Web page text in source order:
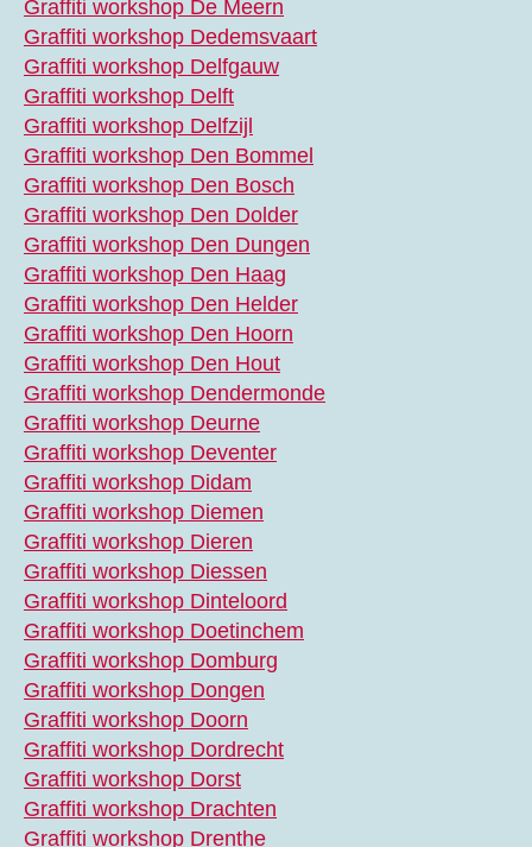
Graffiti workshop De Meern
Graffiti workshop Dedemsvaart
Graffiti workshop Delfgauw
Graffiti workshop Delft
Graffiti workshop Delfzijl
Graffiti workshop Den Bommel
Graffiti workshop Den Bosch
Graffiti workshop Den Dolder
Graffiti workshop Den Dungen
Graffiti workshop Den Haag
Graffiti workshop Den Helder
Graffiti workshop Den Hoorn
Graffiti workshop Den Hout
Graffiti workshop Dendermonde
Graffiti workshop Deurne
Graffiti workshop Deventer
Graffiti workshop Didam
Graffiti workshop Diemen
Graffiti workshop Dieren
Graffiti workshop Diessen
Graffiti workshop Dinteloord
Graffiti workshop Doetinchem
Graffiti workshop Domburg
Graffiti workshop Dongen
Graffiti workshop Doorn
Graffiti workshop Dordrecht
Graffiti workshop Dorst
Graffiti workshop Drachten
Graffiti workshop Drenthe